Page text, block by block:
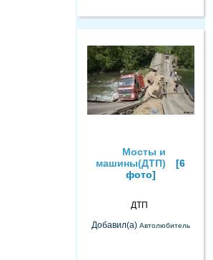
Мосты и
машины(ДТП)
[6
фото]
ДТП
Добавил(а) Автолюбитель